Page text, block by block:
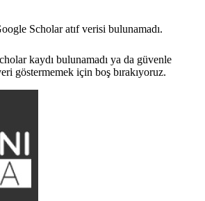
Scholar atıf verisi bulunamadı.
kaydı bulunamadı ya da güvenle
göstermemek için boş bırakıyoruz.